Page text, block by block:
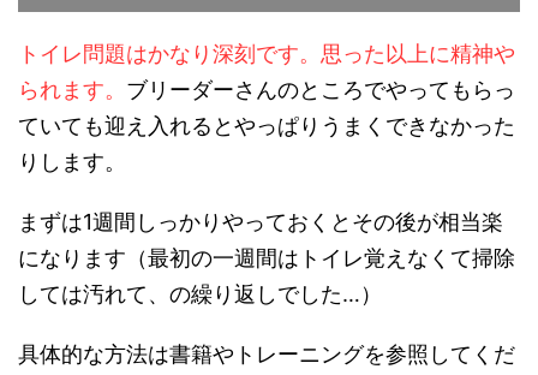
トイレ問題はかなり深刻です。思った以上に精神や
られます。 ブリーダーさんのところでやってもらっ
ていても迎え入れるとやっぱりうまくできなかった
りします。
まずは1週間しっかりやっておくとその後が相当楽
になります（最初の一週間はトイレ覚えなくて掃除
しては汚れて、の繰り返しでした…）
具体的な方法は書籍やトレーニングを参照してくだ